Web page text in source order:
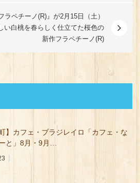
ラペチーノ(R)』が2月15日（土）
い白桃を春らしく仕立てた桜色の
新作フラペチーノ(R)
町】カフェ・ブラジレイロ「カフェ・な
と」8月・9月…